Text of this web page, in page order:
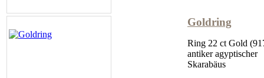
Goldring
Ring 22 ct Gold
antiker agyptischer
Skarabäus